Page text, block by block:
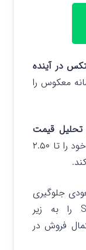
در آینده
معکوس را
تحلیل قیمت
، این ارز می تواند حرکت صعودی خود را تا ۲.۵۰
جلوگیری
کنند، باید به سرعت قیمت STX را به زیر
فروش در